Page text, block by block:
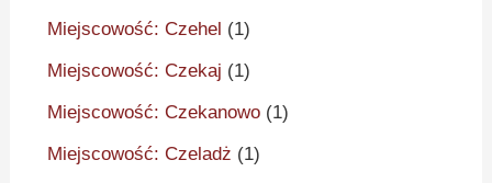
Miejscowość: Czehel (1)
Miejscowość: Czekaj (1)
Miejscowość: Czekanowo (1)
Miejscowość: Czeladż (1)